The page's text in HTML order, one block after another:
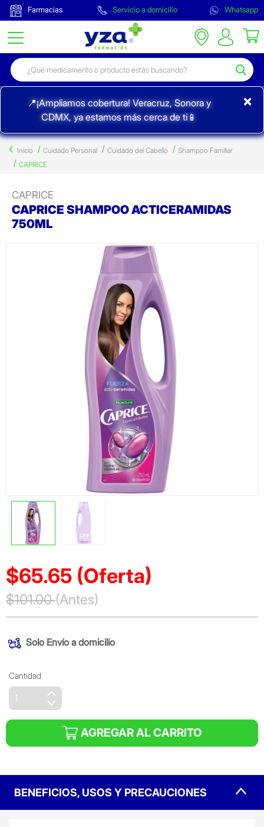
Farmacias Servicio a domicilio Whatsapp
📍¡Ampliamos cobertura! Veracruz, Sonora y
CDMX, ya estamos más cerca de ti📱
×
Inicio Cuidado Personal Cuidado del Cabello
Shampoo Familiar
CAPRICE
CAPRICE
CAPRICE SHAMPOO ACTICERAMIDAS
750ML
$65.65 (Oferta)
Precio reducido de
$101.00(Antes)
SoloEnvío a domicilio
Cantidad
AGREGAR AL CARRITO
BENEFICIOS, USOS Y PRECAUCIONES